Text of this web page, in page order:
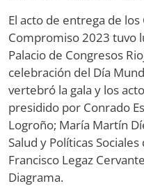
El acto de entrega de
Compromiso 2023 tuvo
Palacio de Congresos
celebración del Día
vertebró la gala y los
presidido por Conrado
Logroño; María Martín
Salud y Políticas
Francisco Legaz
Diagrama.